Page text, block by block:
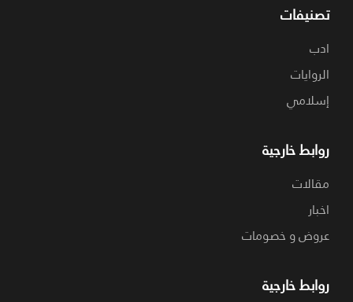
تصنيفات
ادب
الروايات
إسلامي
روابط خارجية
مقالات
اخبار
عروض و خصومات
روابط خارجية